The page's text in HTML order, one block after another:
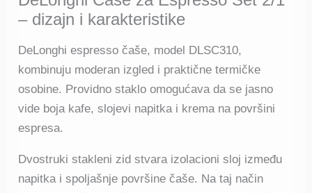
– dizajn i karakteristike
DeLonghi espresso čaše, model DLSC310,
kombinuju moderan izgled i praktične termičke
osobine. Providno staklo omogućava da se jasno
vide boja kafe, slojevi napitka i krema na površini
espresa.
Dvostruki stakleni zid stvara izolacioni sloj između
napitka i spoljašnje površine čaše. Na taj način